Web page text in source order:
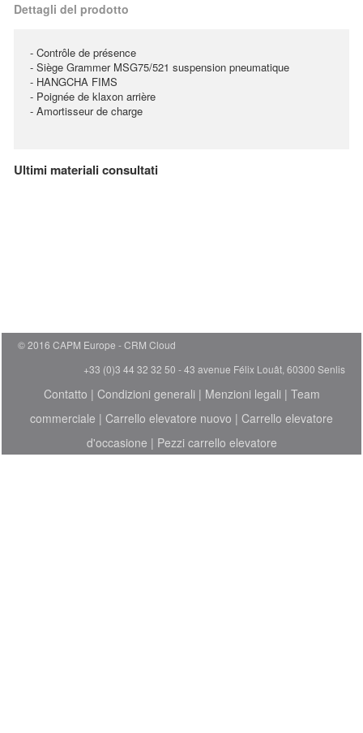
Dettagli del prodotto
- Contrôle de présence
- Siège Grammer MSG75/521 suspension pneumatique
- HANGCHA FIMS
- Poignée de klaxon arrière
- Amortisseur de charge
Ultimi materiali consultati
© 2016 CAPM Europe
CRM Cloud
+33 (0)3 44 32 32 50 - 43 avenue Félix Louât, 60300 Senlis
Contatto | Condizioni generali| Menzioni legali| Team
commerciale | Carrello elevatore nuovo | Carrello elevatore
d'occasione | Pezzi carrello elevatore